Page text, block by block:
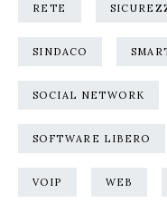
RETE
SINDACO
SOCIAL NETWORK
SOFTWARE LIBERO
VOIP WEB